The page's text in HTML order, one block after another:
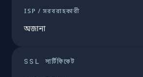
ISP / সরবরাহকারী
অজানা
SSL সার্টিফিকেট